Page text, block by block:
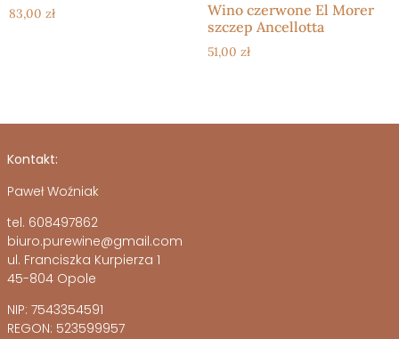
83,00 zł
Wino czerwone El Morer
szczep Ancellotta
51,00 zł
Kontakt:
Paweł Woźniak
tel. 608497862
biuro.purewine@gmail.com
ul. Franciszka Kurpierza 1
45-804 Opole
NIP: 7543354591
REGON: 523599957